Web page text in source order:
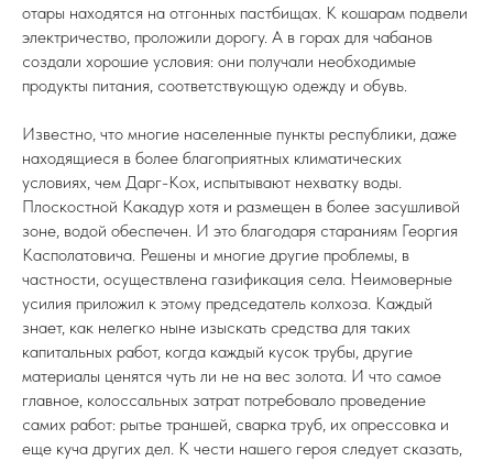
отары находятся на отгонных пастбищах. К кошарам подвели
электричество, проложили дорогу. А в горах для чабанов
создали хорошие условия: они получали необходимые
продукты питания, соответствующую одежду и обувь.
Известно, что многие населенные пункты республики, даже
находящиеся в более благоприятных климатических
условиях, чем Дарг-Кох, испытывают нехватку воды.
Плоскостной Какадур хотя и размещен в более засушливой
зоне, водой обеспечен. И это благодаря стараниям Георгия
Касполатовича. Решены и многие другие проблемы, в
частности, осуществлена газификация села. Неимоверные
усилия приложил к этому председатель колхоза. Каждый
знает, как нелегко ныне изыскать средства для таких
капитальных работ, когда каждый кусок трубы, другие
материалы ценятся чуть ли не на вес золота. И что самое
главное, колоссальных затрат потребовало проведение
самих работ: рытье траншей, сварка труб, их опрессовка и
еще куча других дел. К чести нашего героя следует сказать,